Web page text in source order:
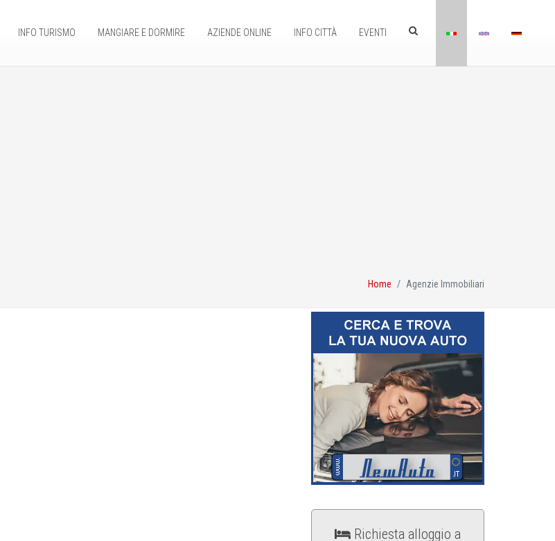
INFO TURISMO MANGIARE E DORMIRE AZIENDE ONLINE INFO CITTÀ EVENTI
Home Agenzie Immobiliari
Richiesta alloggio a